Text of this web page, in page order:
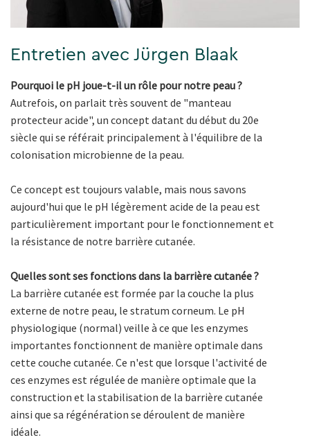
Entretien avec Jürgen Blaak
Pourquoi le pH joue-t-il un rôle pour notre peau ?
Autrefois, on parlait très souvent de "manteau
protecteur acide", un concept datant du début du 20e
siècle qui se référait principalement à l'équilibre de la
colonisation microbienne de la peau.
Ce concept est toujours valable, mais nous savons
aujourd'hui que le pH légèrement acide de la peau est
particulièrement important pour le fonctionnement et
la résistance de notre barrière cutanée.
Quelles sont ses fonctions dans la barrière cutanée ?
La barrière cutanée est formée par la couche la plus
externe de notre peau, le stratum corneum. Le pH
physiologique (normal) veille à ce que les enzymes
importantes fonctionnent de manière optimale dans
cette couche cutanée. Ce n'est que lorsque l'activité de
ces enzymes est régulée de manière optimale que la
construction et la stabilisation de la barrière cutanée
ainsi que sa régénération se déroulent de manière
idéale.